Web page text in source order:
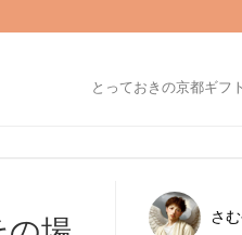
とっておきの京都ギフト
さ